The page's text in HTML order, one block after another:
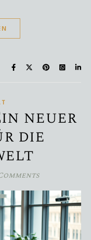
neuer
die